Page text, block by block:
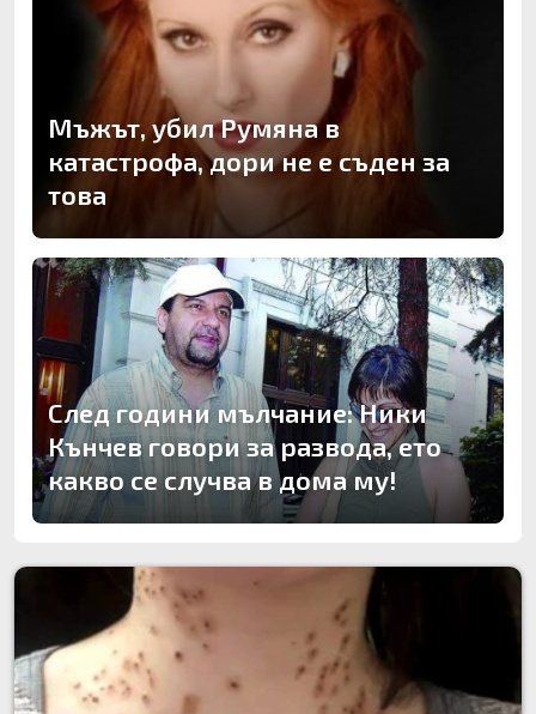
Мъжът, убил Румяна в
катастрофа, дори не е съден за
това
След години мълчание: Ники
Кънчев говори за развода, ето
какво се случва в дома му!